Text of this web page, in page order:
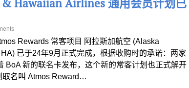
Hawaiian Airlines 通用会员计划已
Rewards 常客项目 阿拉斯加航空 (Alaska
已于24年9月正式完成，根据收购时的承诺：两家
BoA 新的联名卡发布，这个新的常客计划也正式解开
取名叫 Atmos Reward…